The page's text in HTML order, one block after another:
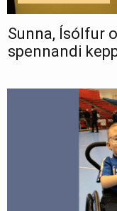
Sunna, Ísólfur
spennandi